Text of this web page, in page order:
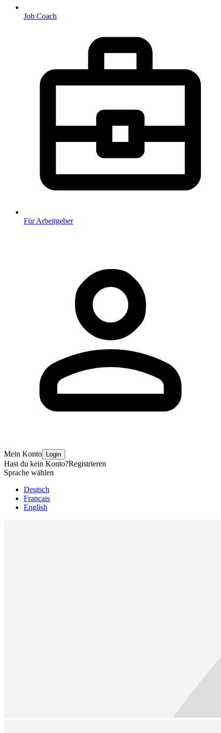
Job Coach
Für Arbeitgeber
Mein Konto Login
Hast du kein Konto?Registrieren
Sprache wählen
Deutsch
Français
English